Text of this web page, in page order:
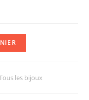
les bijoux